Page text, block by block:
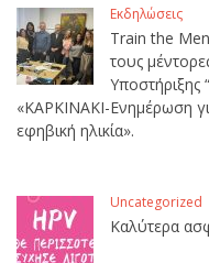
Εκδηλώσεις
Train the
τους
Υποστήριξης
«ΚΑΡΚΙΝΑΚΙ-Ενημέρωση
εφηβική ηλικία».
Uncategorized
Καλύτερα